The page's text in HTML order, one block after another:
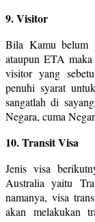
9. Visitor
Bila Kamu belum
ataupun ETA
visitor yang
penuhi syarat
sangatlah di
Negara, cuma
10. Transit Visa
Jenis visa
Australia yaitu
namanya, visa
akan melakukan